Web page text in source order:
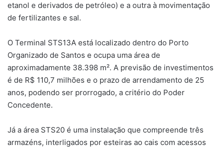
etanol e derivados de petróleo) e a outra à movimentação
de fertilizantes e sal.
O Terminal STS13A está localizado dentro do Porto
Organizado de Santos e ocupa uma área de
aproximadamente 38.398 m². A previsão de investimentos
é de R$ 110,7 milhões e o prazo de arrendamento de 25
anos, podendo ser prorrogado, a critério do Poder
Concedente.
Já a área STS20 é uma instalação que compreende três
armazéns, interligados por esteiras ao cais com acessos